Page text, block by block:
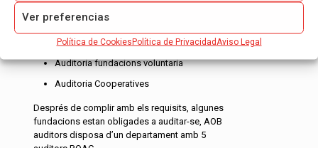
Ver preferencias
Política de CookiesPolítica de Privacidad Aviso Legal
Auditoria Asociacions
Auditoria fundacions obligatoria.
Auditoria fundacions voluntaria
Auditoria Cooperatives
Després de complir amb els requisits, algunes
fundacions estan obligades a auditar-se, AOB
auditors disposa d’un departament amb 5